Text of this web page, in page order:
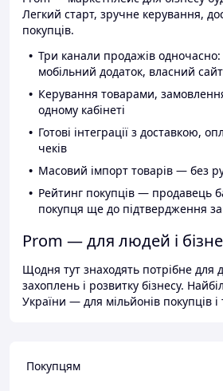
Легкий старт, зручне керування,
покупців.
Три канали продажів
мобільний додаток, власний сайт
Керування товарами,
одному кабінеті
Готові інтеграції з доставкою,
чеків
Масовий імпорт товарів — без
Рейтинг покупців — продавець
покупця ще до підтвердження
Prom — для людей і
Щодня тут знаходять потрібне для
захоплень і розвитку бізнесу.
України — для мільйонів покупців
Покупцям